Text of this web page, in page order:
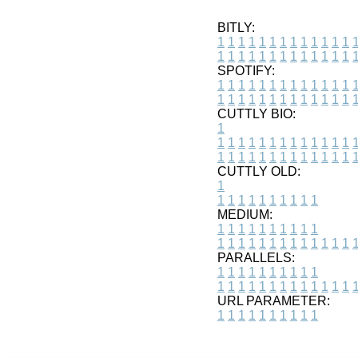
BITLY:
1 1 1 1 1 1 1 1 1 1 1 1 1 1
1 1 1 1 1 1 1 1 1 1 1 1 1 1
SPOTIFY:
1 1 1 1 1 1 1 1 1 1 1 1 1 1
1 1 1 1 1 1 1 1 1 1 1 1 1 1
CUTTLY BIO:
1
1 1 1 1 1 1 1 1 1 1 1 1 1 1
1 1 1 1 1 1 1 1 1 1 1 1 1 1
CUTTLY OLD:
1
1 1 1 1 1 1 1 1 1 1
MEDIUM:
1 1 1 1 1 1 1 1 1 1
1 1 1 1 1 1 1 1 1 1 1 1 1 1
PARALLELS:
1 1 1 1 1 1 1 1 1 1
1 1 1 1 1 1 1 1 1 1 1 1 1 1
URL PARAMETER:
1 1 1 1 1 1 1 1 1 1